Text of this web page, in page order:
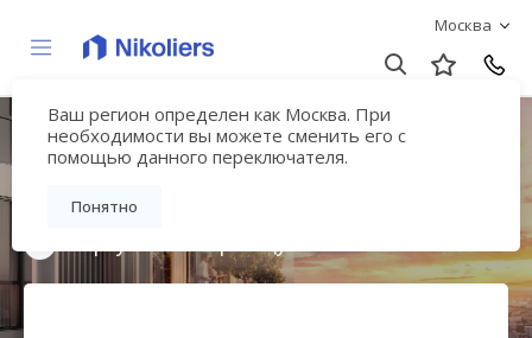
Москва
Ваш регион определен как Москва. При
необходимости вы можете сменить его с
помощью данного переключателя.
Понятно
Мультиквартал
«ВЕЕР»